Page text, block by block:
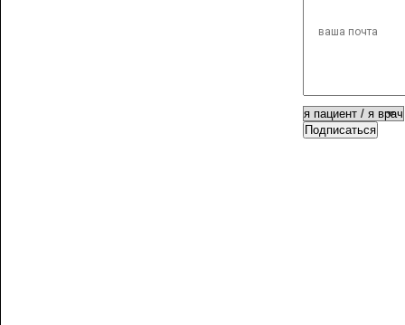
Подписаться